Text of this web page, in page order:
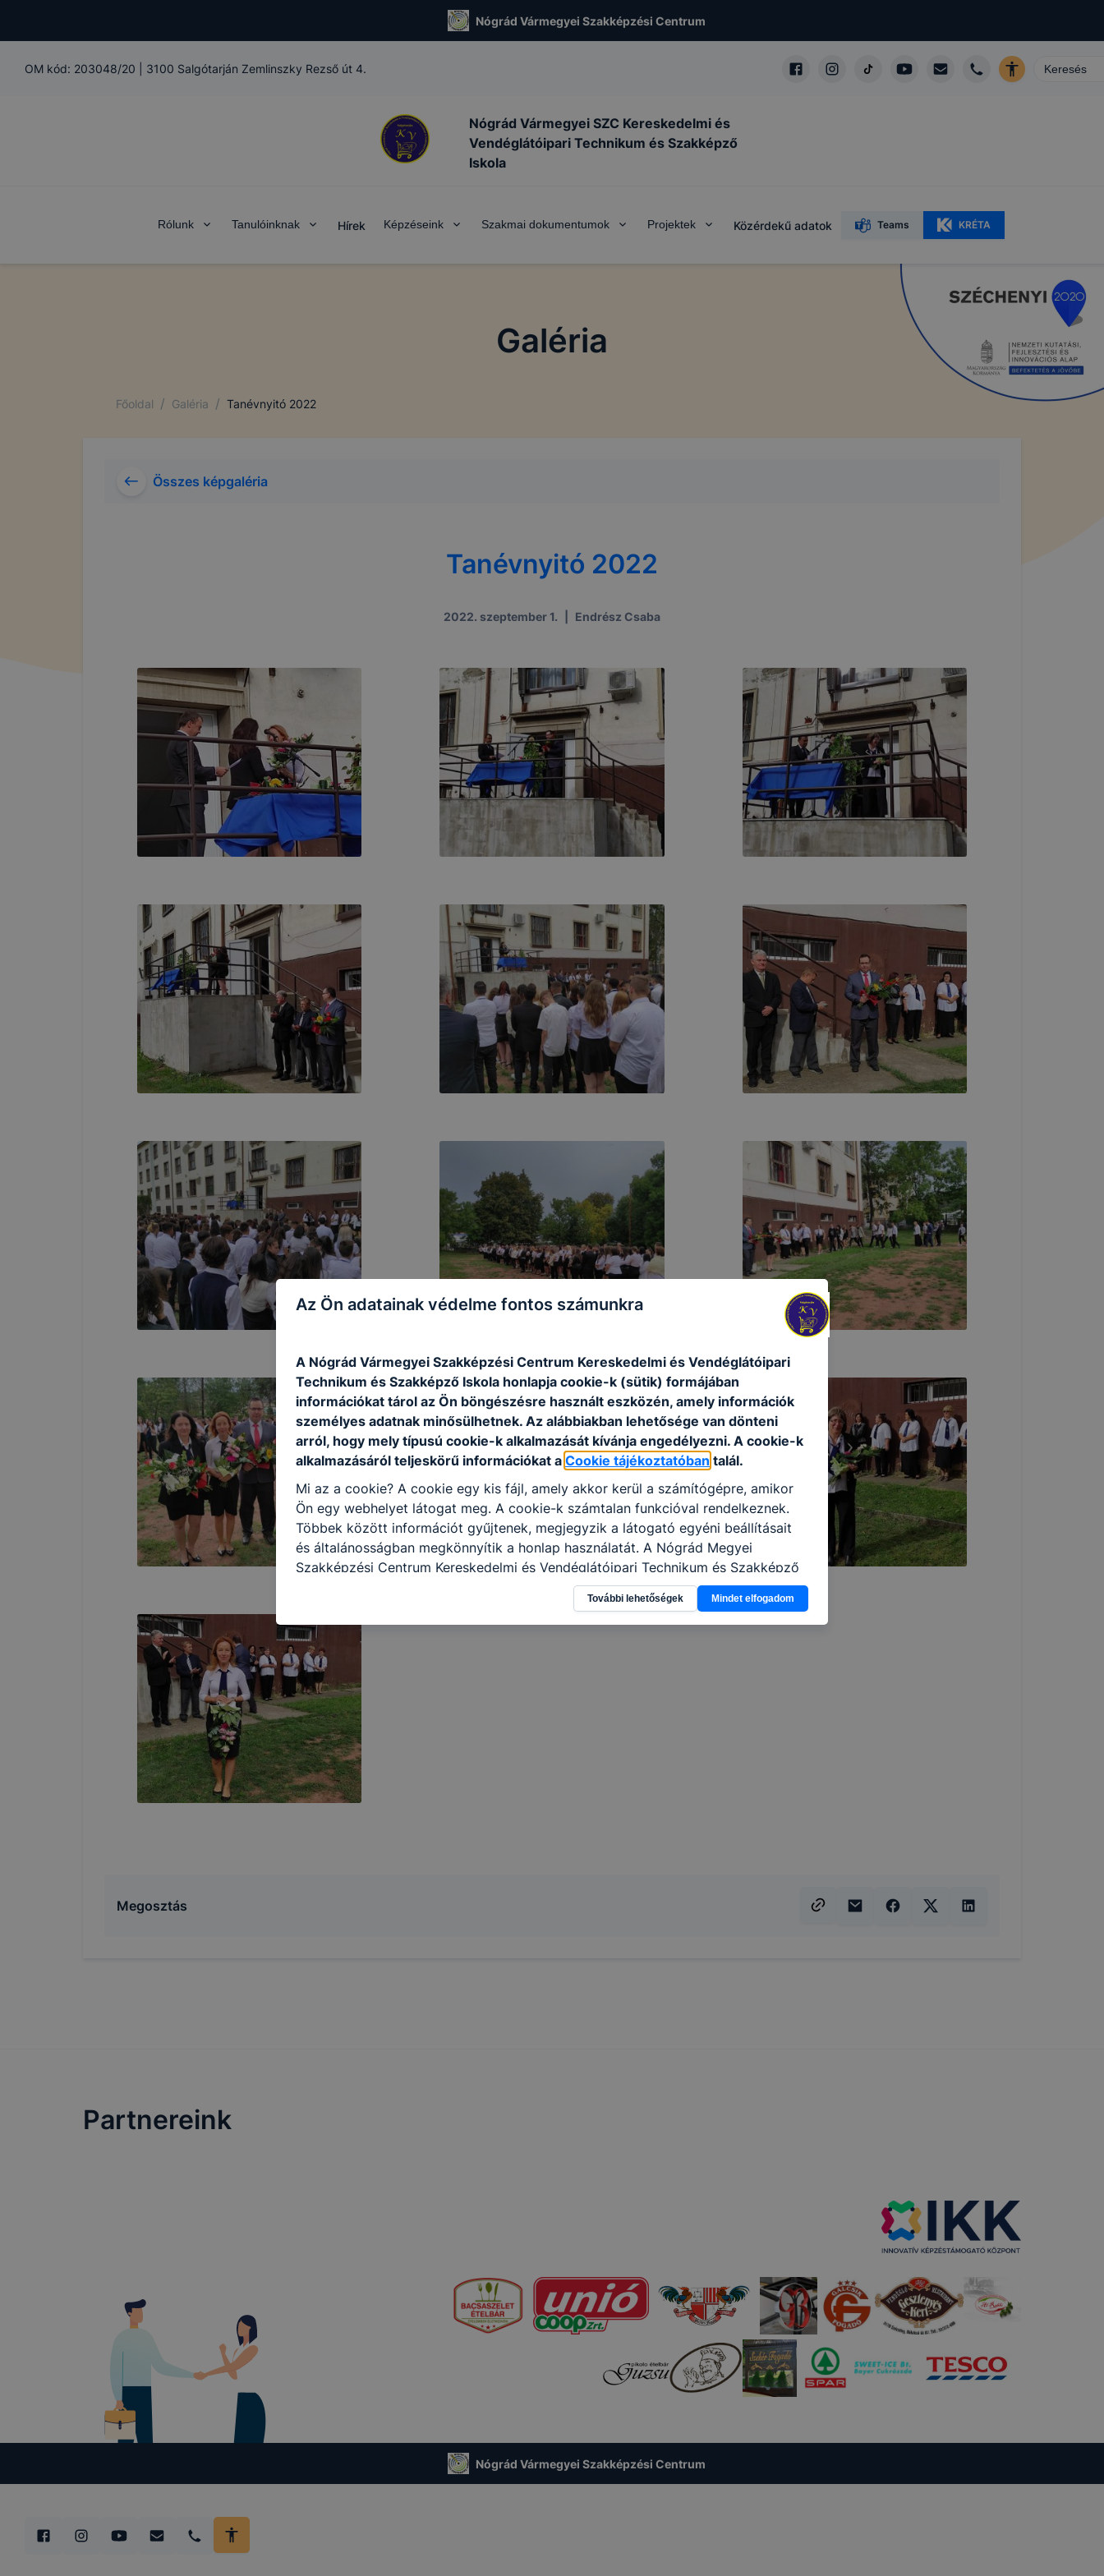
Nógrád Vármegyei Szakképzési Centrum
OM kód: 203048/20 3100 Salgótarján Zemlinszky Rezső út 4.
Nógrád Vármegyei SZC Kereskedelmi és
Vendéglátóipari Technikum és Szakképző
Iskola
Rólunk Tanulóinknak Hírek Képzéseink Szakmai dokumentumok Projektek Közérdekű adatok Teams KRÉTA
Galéria
Főoldal / Galéria / Tanévnyitó 2022
Összes képgaléria
Tanévnyitó 2022
2022. szeptember 1. Endrész Csaba
Megosztás
Partnereink
Nógrád Vármegyei Szakképzési Centrum
Az Ön adatainak védelme fontos számunkra
A Nógrád Vármegyei Szakképzési Centrum Kereskedelmi és Vendéglátóipari
Technikum és Szakképző Iskola honlapja cookie-k (sütik) formájában
információkat tárol az Ön böngészésre használt eszközén, amely információk
személyes adatnak minősülhetnek. Az alábbiakban lehetősége van dönteni
arról, hogy mely típusú cookie-k alkalmazását kívánja engedélyezni. A cookie-k
alkalmazásáról teljeskörű információkat a Cookie tájékoztatóban talál.
Mi az a cookie? A cookie egy kis fájl, amely akkor kerül a számítógépre, amikor
Ön egy webhelyet látogat meg. A cookie-k számtalan funkcióval rendelkeznek.
Többek között információt gyűjtenek, megjegyzik a látogató egyéni beállításait
és általánosságban megkönnyítik a honlap használatát. A Nógrád Megyei
Szakképzési Centrum Kereskedelmi és Vendéglátóipari Technikum és Szakképző
Iskola honlapja a cookie-kat a következő célokból használja: információ gyűjtése
azzal kapcsolatban, hogyan használja Ön a honlapot -annak felmérésével, hogy a
honlap melyik részeit látogatja, vagy használja leginkább, így megtudhatjuk,
hogyan biztosítsunk Önnek még jobb felhasználói élményt, ha ismét meglátogatja
oldalunkat, honlap fejlesztése. Hogyan ellenőrizheti és hogyan tudja kikapcsolni a
cookie-kat? Minden modern böngésző engedélyezi a cookie-k beállításának a
változtatását. A legtöbb böngésző alapértelmezettként automatikusan elfogadja
a cookie-kat, de ezek általában megváltoztathatók. Felhívjuk figyelmét, hogy
mivel a cookie-k célja honlapunk használhatóságának és folyamatainak
megkönnyítése vagy lehetővé tétele, a cookie-k alkalmazásának
megakadályozása vagy törlése által előfordulhat, hogy felhasználóink nem
lesznek képesek honlapunk funkcióinak teljes körű használatára, vagy a honlap a
További lehetőségek Mindet elfogadom